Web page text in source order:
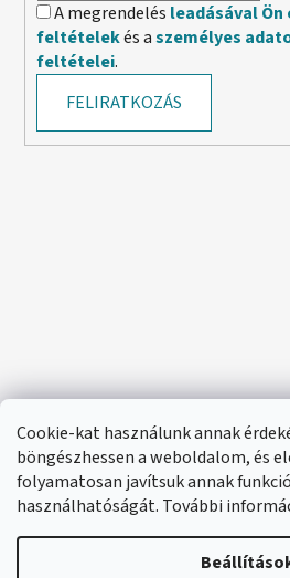
Cookie-kat használunk annak
böngészhessen a weboldalom, és
folyamatosan javítsuk annak
használhatóságát. További
A megrendelés leadásával
feltételekés aszemélyes
feltételei.
FELIRATKOZÁS